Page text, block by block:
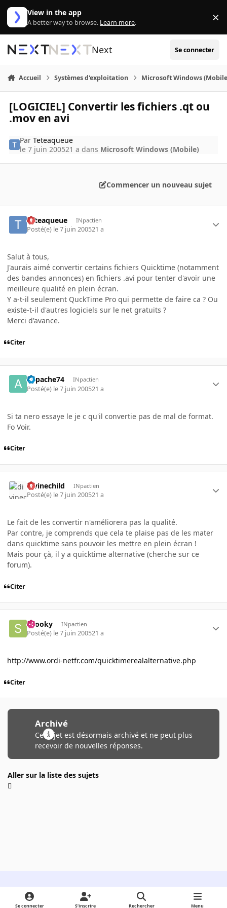
Aller au contenu
View in the app
A better way to browse. Learn more. ×
Next Se connecter
Accueil Systèmes d'exploitation Microsoft Windows
[LOGICIEL] Convertir les fichiers .qt ou
.mov en avi
ParTeteaqueue
le 7 juin 200521 a dans Microsoft Windows (Mobile)
Commencer un nouveau sujet
Teteaqueue INpactien
Posté(e) le 7 juin 200521 a
Salut à tous,
J'aurais aimé convertir certains fichiers Quicktime (notamment
des bandes annonces) en fichiers .avi pour tenter d'avoir une
meilleure qualité en plein écran.
Y a-t-il seulement QuckTime Pro qui permette de faire ca ? Ou
existe-t-il d'autres logiciels sur le net gratuits ?
Merci d'avance.
Citer
appache74 INpactien
Posté(e) le 7 juin 200521 a
Si ta nero essaye le je c qu'il convertie pas de mal de format.
Fo Voir.
Citer
divinechild INpactien
Posté(e) le 7 juin 200521 a
Le fait de les convertir n'améliorera pas la qualité.
Par contre, je comprends que cela te plaise pas de les mater
dans quicktime sans pouvoir les mettre en plein écran !
Mais pour çà, il y a quicktime alternative (cherche sur ce
forum).
Citer
snooky INpactien
Posté(e) le 7 juin 200521 a
http://www.ordi-netfr.com/quicktimerealalternative.php
Citer
Archivé
Ce sujet est désormais archivé et ne peut plus
recevoir de nouvelles réponses.
Aller sur la liste des sujets
Light ModeDark ModeSystem Preference
Se connecter S’inscrire Rechercher Menu